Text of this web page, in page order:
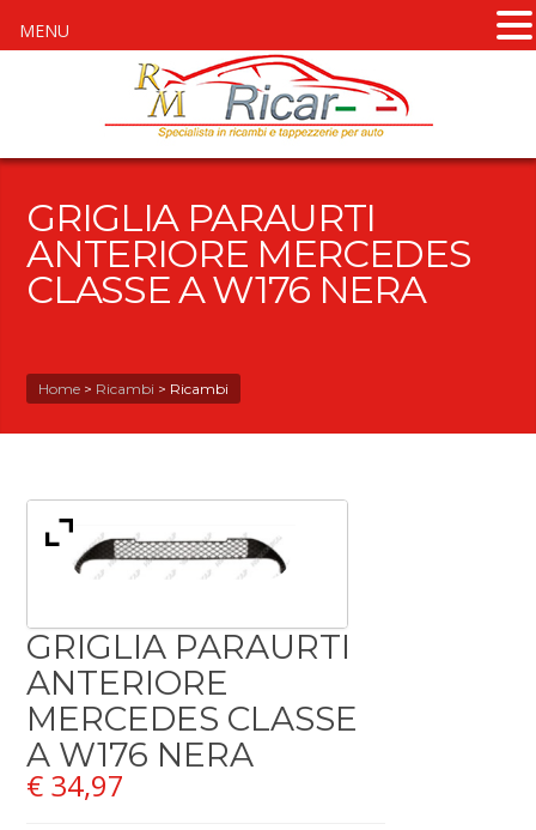
GRIGLIA PARAURTI
ANTERIORE MERCEDES
CLASSE A W176 NERA
Home > Ricambi > Ricambi
GRIGLIA PARAURTI
ANTERIORE
MERCEDES CLASSE
A W176 NERA
€ 34,97
MENU